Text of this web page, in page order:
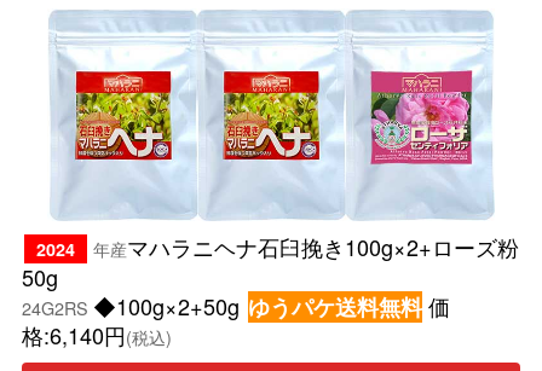
2024 年産マハラニヘナ石臼挽き100g×2+ローズ粉
50g
24G2RS ◆100g×2+50g ゆうパケ送料無料価
格:6,140円(税込)